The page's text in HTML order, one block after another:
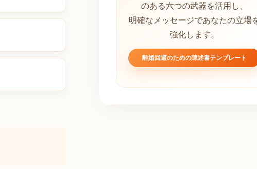
のある六つの武器を活用し、
明確なメッセージであなたの立場
強化します。
離婚回避のための陳述書テンプレート